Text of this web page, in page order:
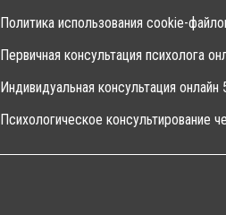
Политика использования cookie-
Первичная консультация психолога
Индивидуальная консультация
Психологическое